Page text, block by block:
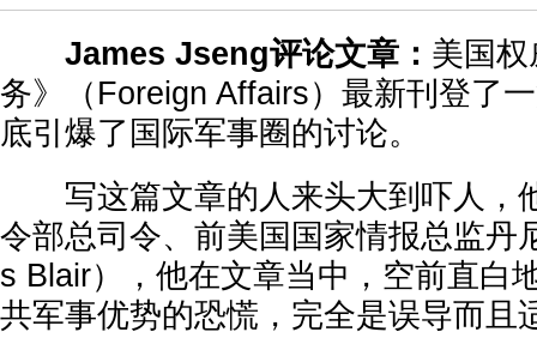
James Jseng评论文章： 美国
务》（Foreign Affairs）最新刊登了
底引爆了国际军事圈的讨论。
写这篇文章的人来头大到吓人，
令部总司令、前美国国家情报总监丹
s Blair），他在文章当中，空前直白
共军事优势的恐慌，完全是误导而且